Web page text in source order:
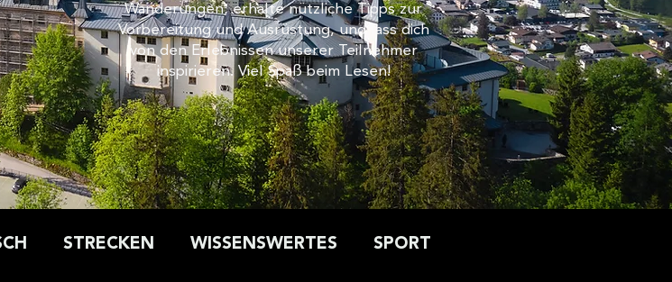
Website zu analysieren. Außerdem
Website an unsere Partner für soziale
führen diese Informationen
Sie ihnen bereitgestellt haben oder die sie im
Wanderungen, erhalte nützliche Tipps zur
Vorbereitung und Ausrüstung, und lass dich
von den Erlebnissen unserer Teilnehmer
inspirieren. Viel Spaß beim Lesen!
STRECKEN WISSENSWERTES SPORT